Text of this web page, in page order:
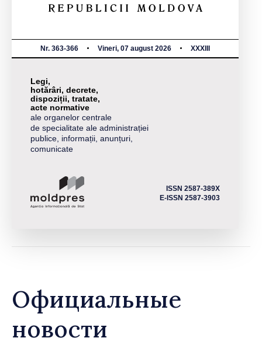
Nr. 363-366 Vineri, 07 august 2026 XXXIII
Legi,
hotărâri, decrete,
dispoziții, tratate,
acte normative
ale organelor centrale
de specialitate ale administrației
publice, informații, anunțuri,
comunicate
ISSN 2587-389X
E-ISSN 2587-3903
Официальные
новости